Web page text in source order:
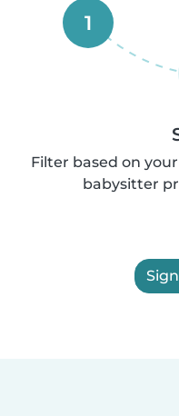
1
Filter based on
babysitter